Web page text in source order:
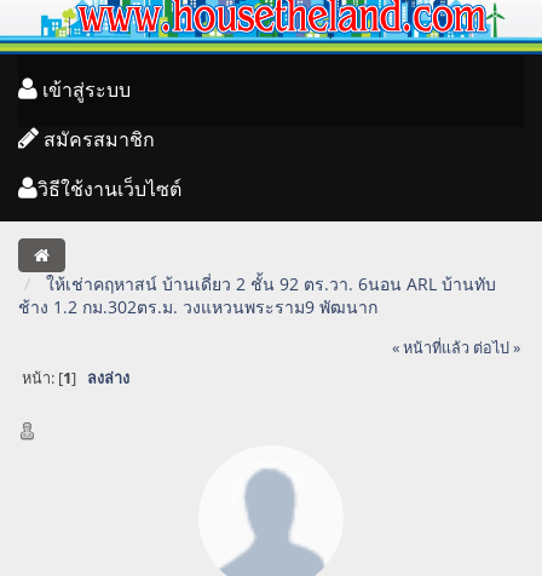
เข้าสู่ระบบ
สมัครสมาชิก
วิธีใช้งานเว็บไซต์
ให้เช่าคฤหาสน์ บ้านเดี่ยว 2 ชั้น 92 ตร.วา. 6นอน ARL บ้านทับ
ช้าง 1.2 กม.302ตร.ม. วงแหวนพระราม9 พัฒนาก
« หน้าที่แล้ว ต่อไป »
หน้า: [1] ลงล่าง